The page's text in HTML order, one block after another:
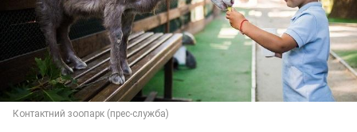
Контактний зоопарк (прес-служба)